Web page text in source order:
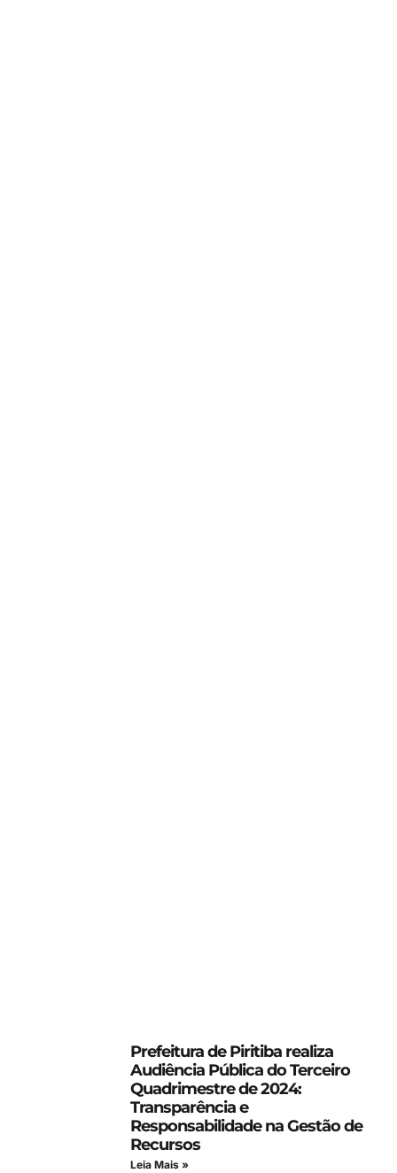
Prefeitura de Piritiba realiza
Audiência Pública do Terceiro
Quadrimestre de 2024:
Transparência e
Responsabilidade na Gestão de
Recursos
Leia Mais »